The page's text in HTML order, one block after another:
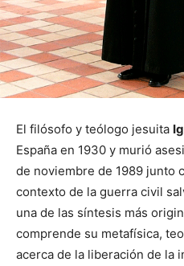
El filósofo y teólogo jesuita
España en 1930 y murió
de noviembre de 1989 junto
contexto de la guerra civil
una de las síntesis más
comprende su metafísica,
acerca de la liberación de la